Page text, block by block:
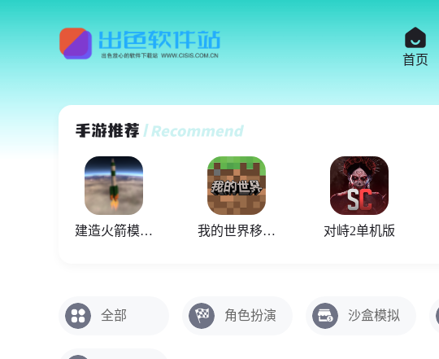
首页
建造火箭模拟器 我的世界移动版 对峙2单机版
全部 角色扮演 沙盒模拟